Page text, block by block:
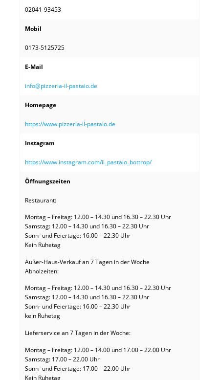
02041-93453
Mobil
0173-5125725
E-Mail
info@pizzeria-il-pastaio.de
Homepage
https://www.pizzeria-il-pastaio.de
Instagram
https://www.instagram.com/il_pastaio_bottrop/
Öffnungszeiten
Restaurant:
Montag – Freitag: 12.00 – 14.30 und 16.30 – 22.30 Uhr
Samstag: 12.00 – 14.30 und 16.30 – 22.30 Uhr
Sonn- und Feiertage: 16.00 – 22.30 Uhr
Kein Ruhetag
Außer-Haus-Verkauf an 7 Tagen in der Woche
Abholzeiten:
Montag – Freitag: 12.00 – 14.30 und 16.30 – 22.30 Uhr
Samstag: 12.00 – 14.30 und 16.30 – 22.30 Uhr
Sonn- und Feiertage: 16.00 – 22.30 Uhr
kein Ruhetag
Lieferservice an 7 Tagen in der Woche:
Montag – Freitag: 12.00 – 14.00 und 17.00 – 22.00 Uhr
Samstag: 17.00 – 22.00 Uhr
Sonn- und Feiertage: 17.00 – 22.00 Uhr
Kein Ruhetag